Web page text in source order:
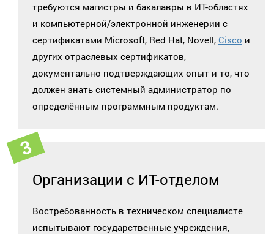
требуются магистры и бакалавры в ИТ-областях
и компьютерной/электронной инженерии с
сертификатами Microsoft, Red Hat, Novell, Cisco и
других отраслевых сертификатов,
документально подтверждающих опыт и то, что
должен знать системный администратор по
определённым программным продуктам.
Организации с ИТ-отделом
Востребованность в техническом специалисте
испытывают государственные учреждения,